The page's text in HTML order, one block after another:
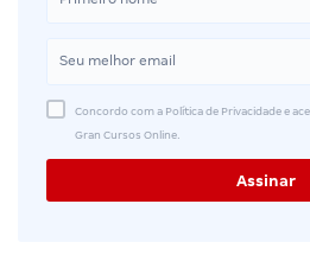
Concordo com a Política de Privacidade e
Gran Cursos Online.